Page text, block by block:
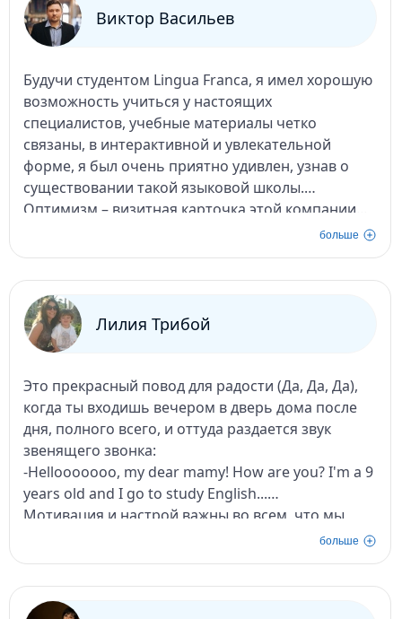
"Любить чай" с конфетами. Lingua Franca – это
лучшая школа в MD с лучшими учителями.
лучшего!
Виктор Васильев
Будучи студентом Lingua Franca, я имел хорошую
возможность учиться у настоящих
специалистов, учебные материалы четко
связаны, в интерактивной и увлекательной
форме, я был очень приятно удивлен, узнав о
существовании такой языковой школы.
Оптимизм – визитная карточка этой компании...
больше
Лилия Трибой
Это прекрасный повод для радости (Да, Да, Да),
когда ты входишь вечером в дверь дома после
дня, полного всего, и оттуда раздается звук
звенящего звонка:
-Hellooooooo, my dear mamy! How are you? I'm a 9
years old and I go to study English...
Мотивация и настрой важны во всем, что мы
делаем, а настоящая радость, которая светится в
Дорогая Вероника, знайте, что куда бы они ни
больше